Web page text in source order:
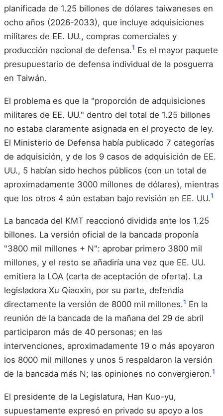
planificada de 1.25 billones de dólares taiwaneses en
ocho años (2026-2033), que incluye adquisiciones
militares de EE. UU., compras comerciales y
producción nacional de defensa.1 Es el mayor paquete
presupuestario de defensa individual de la posguerra
en Taiwán.
El problema es que la "proporción de adquisiciones
militares de EE. UU." dentro del total de 1.25 billones
no estaba claramente asignada en el proyecto de ley.
El Ministerio de Defensa había publicado 7 categorías
de adquisición, y de los 9 casos de adquisición de EE.
UU., 5 habían sido hechos públicos (con un total de
aproximadamente 3000 millones de dólares), mientras
que los otros 4 aún estaban bajo revisión en EE. UU.1
La bancada del KMT reaccionó dividida ante los 1.25
billones. La versión oficial de la bancada proponía
"3800 mil millones + N": aprobar primero 3800 mil
millones, y el resto se añadiría una vez que EE. UU.
emitiera la LOA (carta de aceptación de oferta). La
legisladora Xu Qiaoxin, por su parte, defendía
directamente la versión de 8000 mil millones.1 En la
reunión de la bancada de la mañana del 29 de abril
participaron más de 40 personas; en las
intervenciones, aproximadamente 19 o más apoyaron
los 8000 mil millones y unos 5 respaldaron la versión
de la bancada más N; las opiniones no convergieron.1
El presidente de la Legislatura, Han Kuo-yu,
supuestamente expresó en privado su apoyo a los